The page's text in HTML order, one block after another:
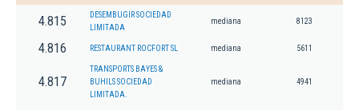
4.815
DESEMBUGIR SOCIEDAD
LIMITADA
mediana 8123
4.816 RESTAURANT ROCFORT SL mediana 5611
4.817
TRANSPORTS BAYES &
BUHILS SOCIEDAD
LIMITADA.
mediana 4941